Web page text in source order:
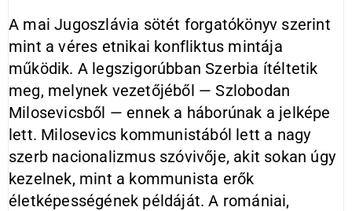
A mai Jugoszlávia sötét forgató­könyv szerint
mint a véres etnikai konfliktus mintája
működik. A leg­szigorúbban Szerbia ítéltetik
meg, melynek vezetőjéből — Szlobodan
Milosevicsből — ennek a háborúnak a jelképe
lett. Milosevics kommunistá­ból lett a nagy
szerb nacionalizmus szóvivője, akit sokan úgy
kezelnek, mint a kommunista erők
életképessé­gének példáját. A romániai,